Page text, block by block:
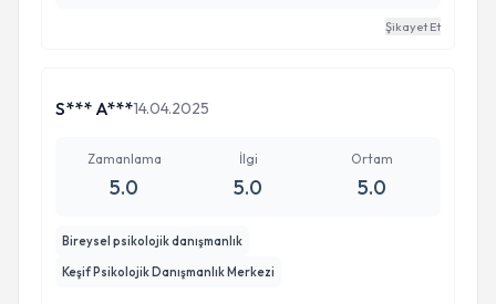
terapi sürecim olmamıştı, eski bir dostumun
kendisiyle iyi ki yollarımız kesişmiş diyorum.
görebiliyorum. herkese sonsuz tavsiyemdir. 🤍
Şikayet Et
S*** A***14.04.2025
Zamanlama
5.0
İlgi
5.0
Ortam
5.0
Bireysel psikolojik danışmanlık
Keşif Psikolojik Danışmanlık Merkezi